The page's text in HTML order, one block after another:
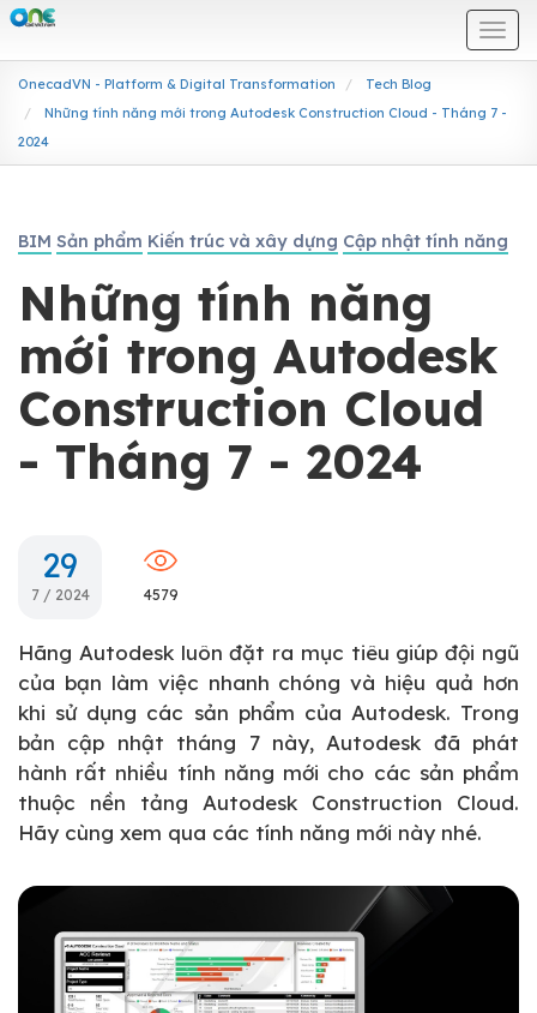
OnecadVN - Platform & Digital Transformation
Tech Blog
Những tính năng mới trong Autodesk Construction Cloud - Tháng 7 -
2024
BIM Sản phẩm Kiến trúc và xây dựng Cập nhật tính năng
Những tính năng
mới trong Autodesk
Construction Cloud
- Tháng 7 - 2024
29
7 / 2024 4579
Hãng Autodesk luôn đặt ra mục tiêu giúp đội ngũ
của bạn làm việc nhanh chóng và hiệu quả hơn
khi sử dụng các sản phẩm của Autodesk. Trong
bản cập nhật tháng 7 này, Autodesk đã phát
hành rất nhiều tính năng mới cho các sản phẩm
thuộc nền tảng Autodesk Construction Cloud.
Hãy cùng xem qua các tính năng mới này nhé.